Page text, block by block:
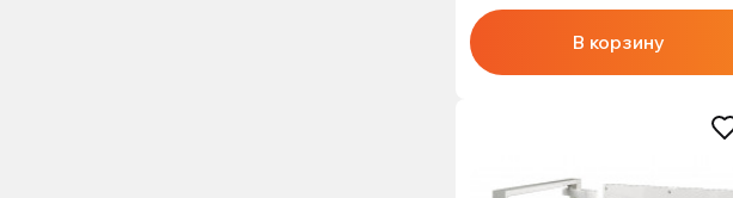
В корзину